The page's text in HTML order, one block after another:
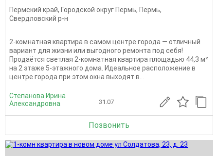
Пермский край, Городской округ Пермь, Пермь,
Свердловский р-н
2-комнатная квартира в самом центре города — отличный
вариант для жизни или выгодного ремонта под себя!
Продаётся светлая 2-комнатная квартира площадью 44,3 м²
на 2 этаже 5-этажного дома. Идеальное расположение в
центре города при этом окна выходят в...
Степанова Ирина
Александровна
31.07
Позвонить